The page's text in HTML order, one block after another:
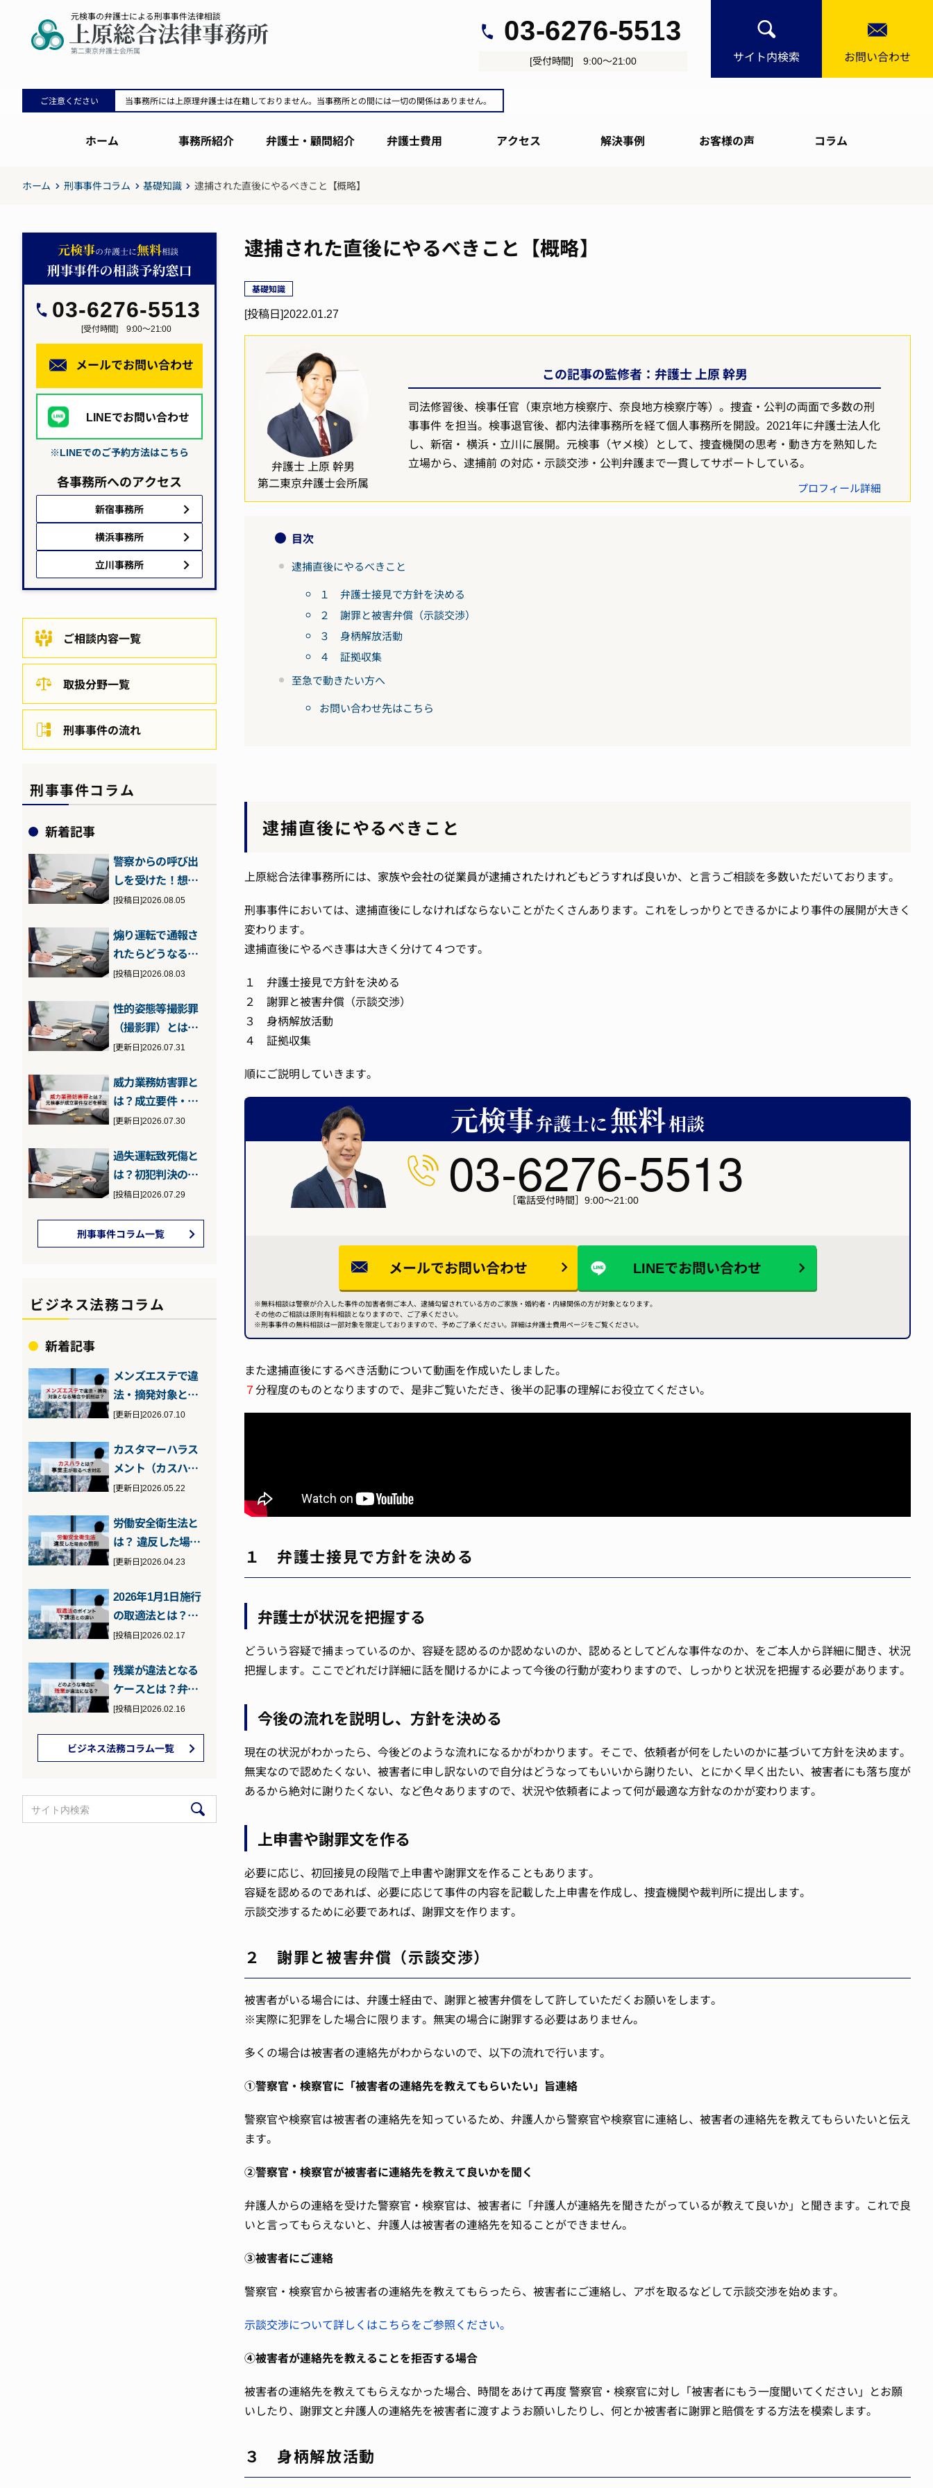
03-6276-5513
[受付時間] 9:00～21:00 サイト内検索 お問い合わせ
ご注意ください 当事務所には上原理弁護士は在籍しておりません。当事務所との間には一切の関係はありません。
ホーム 事務所紹介 弁護士・顧問紹介 弁護士費用 アクセス 解決事例 お客様の声 コラム
ホーム 刑事事件コラム 基礎知識 逮捕された直後にやるべきこと【概略】
逮捕された直後にやるべきこと【概略】
基礎知識
[投稿日]2022.01.27
弁護士 上原 幹男
第二東京弁護士会所属
この記事の監修者：弁護士 上原 幹男
司法修習後、検事任官（東京地方検察庁、奈良地方検察庁等）。捜査・公判の両面で多数の刑
事事件 を担当。検事退官後、都内法律事務所を経て個人事務所を開設。2021年に弁護士法人化
し、新宿・ 横浜・立川に展開。元検事（ヤメ検）として、捜査機関の思考・動き方を熟知した
立場から、逮捕前 の対応・示談交渉・公判弁護まで一貫してサポートしている。
プロフィール詳細
目次
逮捕直後にやるべきこと
１ 弁護士接見で方針を決める
２ 謝罪と被害弁償（示談交渉）
３ 身柄解放活動
４ 証拠収集
至急で動きたい方へ
お問い合わせ先はこちら
逮捕直後にやるべきこと
上原総合法律事務所には、 家族や会社の従業員が逮捕されたけれどもどうすれば良いか、と言うご相談を多数いただいております。
刑事事件においては、逮捕直後にしなければならないことがたくさんあります。これをしっかりとできるかにより事件の展開が大きく
変わります。
逮捕直後にやるべき事は大きく分けて４つです。
１ 弁護士接見で方針を決める
２ 謝罪と被害弁償（示談交渉）
３ 身柄解放活動
４ 証拠収集
順にご説明していきます。
03-6276-5513
［電話受付時間］9:00～21:00
メールでお問い合わせ LINEでお問い合わせ
※無料相談は警察が介入した事件の加害者側ご本人、逮捕勾留されている方のご家族・婚約者・内縁関係の方が対象となります。
その他のご相談は原則有料相談となりますので、ご了承ください。
※刑事事件の無料相談は一部対象を限定しておりますので、予めご了承ください。詳細は弁護士費用ページをご覧ください。
また逮捕直後にするべき活動について動画を作成いたしました。
７分程度のものとなりますので、是非ご覧いただき、後半の記事の理解にお役立てください。
１ 弁護士接見で方針を決める
弁護士が状況を把握する
どういう容疑で捕まっているのか、容疑を認めるのか認めないのか、認めるとしてどんな事件なのか、をご本人から詳細に聞き、状況
把握します。ここでどれだけ詳細に話を聞けるかによって今後の行動が変わりますので、しっかりと状況を把握する必要があります。
今後の流れを説明し、方針を決める
現在の状況がわかったら、今後どのような流れになるかがわかります。そこで、依頼者が何をしたいのかに基づいて方針を決めます。
無実なので認めたくない、被害者に申し訳ないので自分はどうなってもいいから謝りたい、とにかく早く出たい、被害者にも落ち度が
あるから絶対に謝りたくない、など色々ありますので、状況や依頼者によって何が最適な方針なのかが変わります。
上申書や謝罪文を作る
必要に応じ、初回接見の段階で上申書や謝罪文を作ることもあります。
容疑を認めるのであれば、必要に応じて事件の内容を記載した上申書を作成し、捜査機関や裁判所に提出します。
示談交渉するために必要であれば、謝罪文を作ります。
２ 謝罪と被害弁償（示談交渉）
被害者がいる場合には、弁護士経由で、謝罪と被害弁償をして許していただくお願いをします。
※実際に犯罪をした場合に限ります。無実の場合に謝罪する必要はありません。
多くの場合は被害者の連絡先がわからないので、以下の流れで行います。
①警察官・検察官に「被害者の連絡先を教えてもらいたい」旨連絡
警察官や検察官は被害者の連絡先を知っているため、弁護人から警察官や検察官に連絡し、被害者の連絡先を教えてもらいたいと伝え
ます。
②警察官・検察官が被害者に連絡先を教えて良いかを聞く
弁護人からの連絡を受けた警察官・検察官は、被害者に「弁護人が連絡先を聞きたがっているが教えて良いか」と聞きます。これで良
いと言ってもらえないと、弁護人は被害者の連絡先を知ることができません。
③被害者にご連絡
警察官・検察官から被害者の連絡先を教えてもらったら、被害者にご連絡し、アポを取るなどして示談交渉を始めます。
示談交渉について詳しくはこちらをご参照ください。
④被害者が連絡先を教えることを拒否する場合
被害者の連絡先を教えてもらえなかった場合、時間をあけて再度 警察官・検察官に対し「被害者にもう一度聞いてください」とお願
いしたり、謝罪文と弁護人の連絡先を被害者に渡すようお願いしたりし、何とか被害者に謝罪と賠償をする方法を模索します。
３ 身柄解放活動
03-6276-5513
[受付時間] 9:00～21:00
メールでお問い合わせ
LINEでお問い合わせ
※LINEでのご予約方法はこちら
各事務所へのアクセス
新宿事務所
横浜事務所
立川事務所
ご相談内容一覧
取扱分野一覧
刑事事件の流れ
刑事事件コラム
新着記事
警察からの呼び出
しを受けた！想定
される理由や流
い…
[投稿日]2026.08.05
煽り運転で通報さ
れたらどうなる？
問われる罪と通報
[投稿日]2026.08.03
性的姿態等撮影罪
（撮影罪）とは？
性的姿態撮影等処
[更新日]2026.07.31
威力業務妨害罪と
は？成立要件・刑
罰・逮捕の可能性
[更新日]2026.07.30
過失運転致死傷と
は？初犯判決のポ
イントと執行猶予
[投稿日]2026.07.29
刑事事件コラム一覧
ビジネス法務コラム
新着記事
メンズエステで違
法・摘発対象とな
る場合とは？客・
[更新日]2026.07.10
カスタマーハラス
メント（カスハ
ラ）とは？2026年
[更新日]2026.05.22
労働安全衛生法と
は？ 違反した場合
の罰則などを元検
[更新日]2026.04.23
2026年1月1日施行
の取適法とは？下
請法との違いとポ
[投稿日]2026.02.17
残業が違法となる
ケースとは？弁護
士が詳しく解説
[投稿日]2026.02.16
ビジネス法務コラム一覧